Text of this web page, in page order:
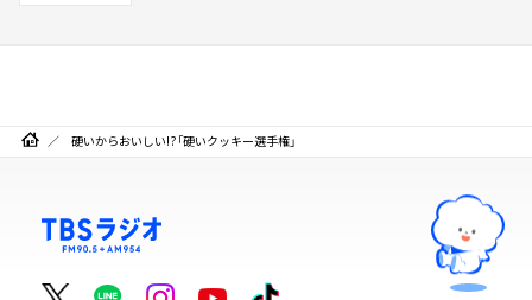
硬いからおいしい!?「硬いクッキー選手権」